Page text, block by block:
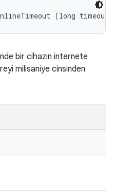
(long
bir cihazın internete
milisaniye cinsinden